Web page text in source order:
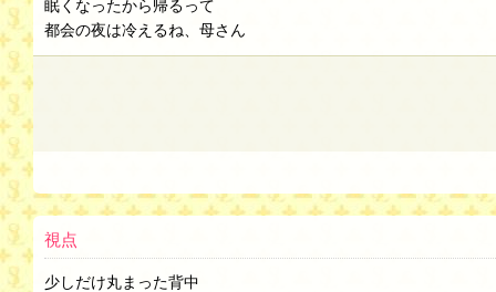
眠くなったから帰るって
都会の夜は冷えるね、母さん
視点
少しだけ丸まった背中